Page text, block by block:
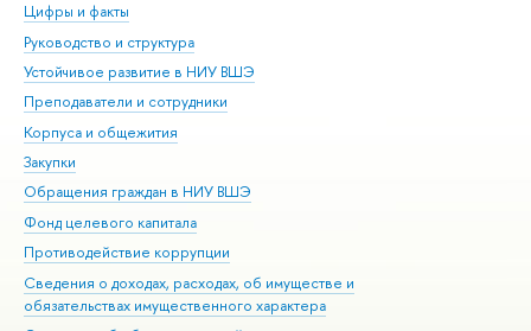
Цифры и факты
Руководство и структура
Устойчивое развитие в НИУ ВШЭ
Преподаватели и сотрудники
Корпуса и общежития
Закупки
Обращения граждан в НИУ ВШЭ
Фонд целевого капитала
Противодействие коррупции
Сведения о доходах, расходах, об имуществе и
обязательствах имущественного характера